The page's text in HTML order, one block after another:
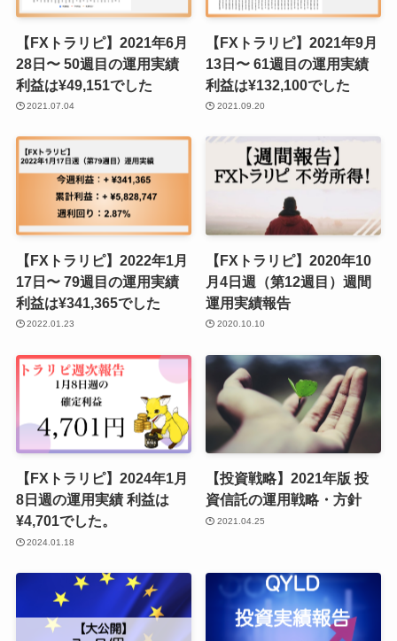
【FXトラリピ】2021年6月
28日〜 50週目の運用実績
利益は¥49,151でした
2021.07.04
【FXトラリピ】2021年9月
13日〜 61週目の運用実績
利益は¥132,100でした
2021.09.20
【FXトラリピ】2022年1月
17日〜 79週目の運用実績
利益は¥341,365でした
2022.01.23
【FXトラリピ】2020年10
月4日週（第12週目）週間
運用実績報告
2020.10.10
【FXトラリピ】2024年1月
8日週の運用実績 利益は
¥4,701でした。
2024.01.18
【投資戦略】2021年版 投
資信託の運用戦略・方針
2021.04.25